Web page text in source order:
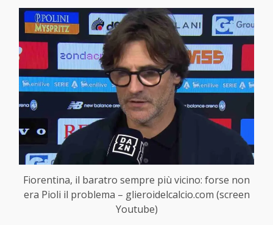
Fiorentina, il baratro sempre più vicino: forse non
era Pioli il problema – glieroidelcalcio.com (screen
Youtube)